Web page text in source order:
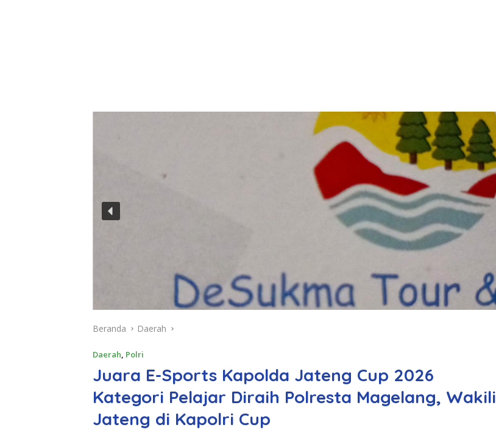
Beranda Daerah
Daerah, Polri
Juara E-Sports Kapolda Jateng Cup 2026
Kategori Pelajar Diraih Polresta Magelang, Wakili
Jateng di Kapolri Cup